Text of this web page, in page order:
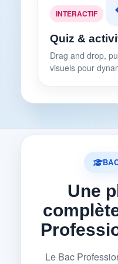
INTERACTIF
Quiz &
Drag and drop,
visuels pour
Une
Le Bac